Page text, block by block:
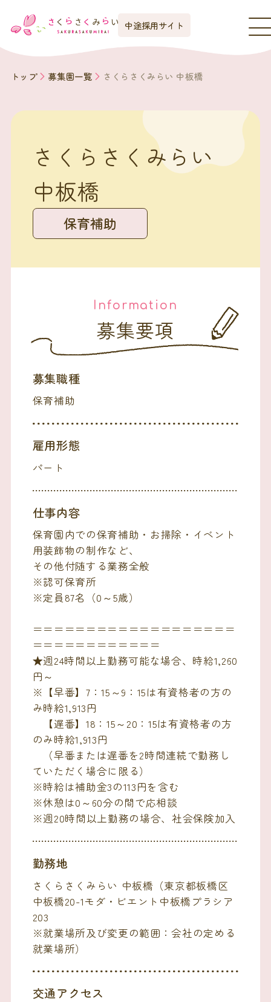
中途採用サイト
トップ 募集園一覧 さくらさくみらい 中板橋
さくらさくみらい
中板橋
保育補助
Information
募集要項
募集職種
保育補助
雇用形態
パート
仕事内容
保育園内での保育補助・お掃除・イベント
用装飾物の制作など、
その他付随する業務全般
※認可保育所
※定員87名（0～5歳）
＝＝＝＝＝＝＝＝＝＝＝＝＝＝＝＝＝＝＝
＝＝＝＝＝＝＝＝＝＝＝＝
★週24時間以上勤務可能な場合、時給1,260
円～
※【早番】7：15～9：15は有資格者の方の
み時給1,913円
【遅番】18：15～20：15は有資格者の方
のみ時給1,913円
（早番または遅番を2時間連続で勤務し
ていただく場合に限る）
※時給は補助金3の113円を含む
※休憩は0～60分の間で応相談
※週20時間以上勤務の場合、社会保険加入
勤務地
さくらさくみらい 中板橋（東京都板橋区
中板橋20-1モダ・ビエント中板橋プラシア
203
※就業場所及び変更の範囲：会社の定める
就業場所）
交通アクセス